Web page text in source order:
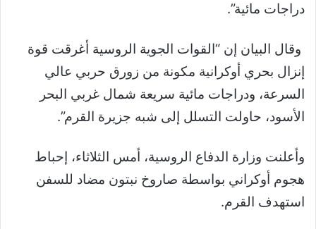
دراجات مائية”.
وقال البيان إن “القوات الجوية الروسية أغرقت قوة
إنزال بحري أوكرانية مكونة من زورق حربي عالي
السرعة، ودراجات مائية سريعة شمال غربي البحر
الأسود، حاولت التسلل إلى شبه جزيرة القرم”.
وأعلنت وزارة الدفاع الروسية، أمس الثلاثاء، إحباط
هجوم أوكراني بواسطة صاروخ نبتون مضاد للسفن
استهدف القرم.